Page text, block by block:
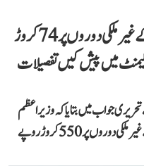
رواں سال وزیر اعظم نریندر مودی کے غیر ملکی دوروں پر 74 کروڑ
میں پیش کیں تفصیلات
جواب میں بتایا کہ وزیر اعظم
مودی کے 2021 سے جولائی 2026 تک کے غیر ملکی دوروں پر 550 کروڑ روپے